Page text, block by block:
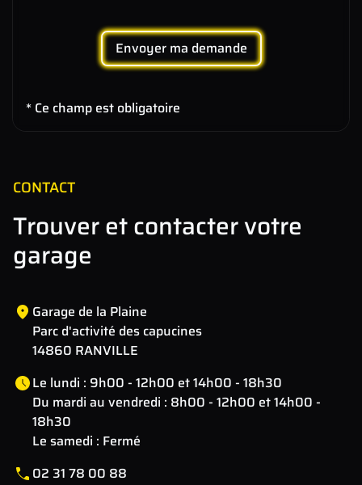
Envoyer ma demande
* Ce champ est obligatoire
CONTACT
Trouver et contacter votre
garage
Garage de la Plaine
Parc d'activité des capucines
14860 RANVILLE
Le lundi : 9h00 - 12h00 et 14h00 - 18h30
Du mardi au vendredi : 8h00 - 12h00 et 14h00 -
18h30
Le samedi : Fermé
02 31 78 00 88